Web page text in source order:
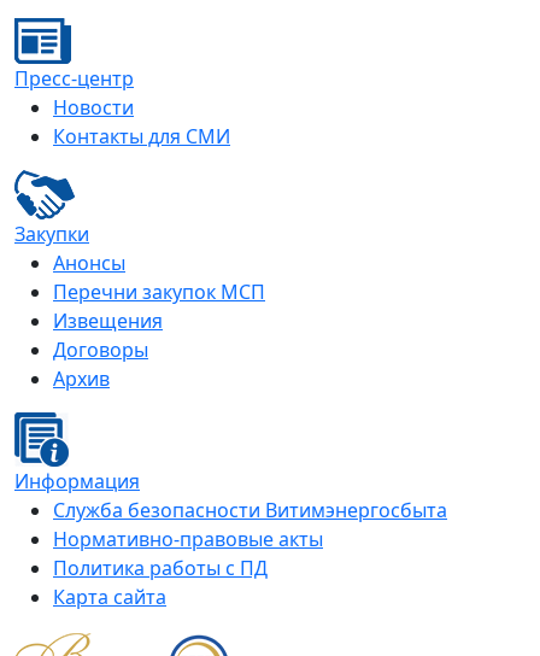
Пресс-центр
Новости
Контакты для СМИ
Закупки
Анонсы
Перечни закупок МСП
Извещения
Договоры
Архив
Информация
Служба безопасности Витимэнергосбыта
Нормативно-правовые акты
Политика работы с ПД
Карта сайта